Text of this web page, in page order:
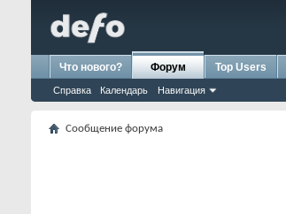
Что нового? Форум
Справка Календарь Навигация
Top Users
Сообщение форума